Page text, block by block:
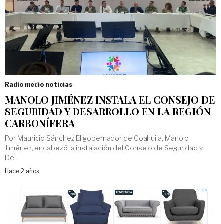
Radio medio noticias
MANOLO JIMÉNEZ INSTALA EL CONSEJO DE
SEGURIDAD Y DESARROLLO EN LA REGIÓN
CARBONÍFERA
Por Mauricio Sánchez El gobernador de Coahuila, Manolo
Jiménez, encabezó la instalación del Consejo de Seguridad y
De...
Hace 2 años